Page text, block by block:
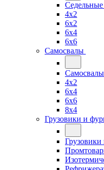
Седельные
4x2
6x2
6x4
6x6
Самосвалы
Самосвалы
4x2
6x4
6x6
8x4
Грузовики и